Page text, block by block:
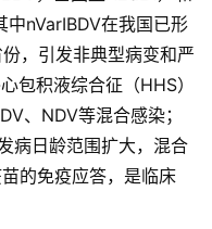
nVarIBDV在我国已形
，引发非典型病变和严
包积液综合征（HHS）
、NDV等混合感染；
病日龄范围扩大，混合
的免疫应答，是临床